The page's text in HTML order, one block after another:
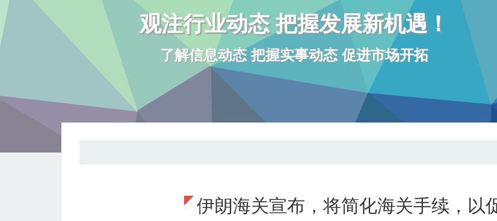
观注行业动态 把握发展新机遇！
了解信息动态 把握实事动态 促进市场开拓
伊朗海关宣布，将简化海关手续，以